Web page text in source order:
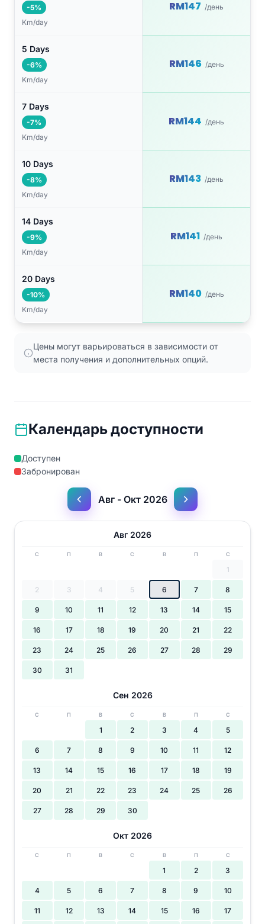
-5%
Km/day
RM147 /день
5 Days
-6%
Km/day
RM146 /день
7 Days
-7%
Km/day
RM144 /день
10 Days
-8%
Km/day
RM143 /день
14 Days
-9%
Km/day
RM141 /день
20 Days
-10%
Km/day
RM140 /день
Цены могут варьироваться в зависимости от
места получения и дополнительных опций.
Календарь доступности
Доступен
Забронирован
Авг - Окт 2026
Авг 2026
С П В С В П С
1
2 3 4 5 6 7 8
9 10 11 12 13 14 15
16 17 18 19 20 21 22
23 24 25 26 27 28 29
30 31
Сен 2026
С П В С В П С
1 2 3 4 5
6 7 8 9 10 11 12
13 14 15 16 17 18 19
20 21 22 23 24 25 26
27 28 29 30
Окт 2026
С П В С В П С
1 2 3
4 5 6 7 8 9 10
11 12 13 14 15 16 17